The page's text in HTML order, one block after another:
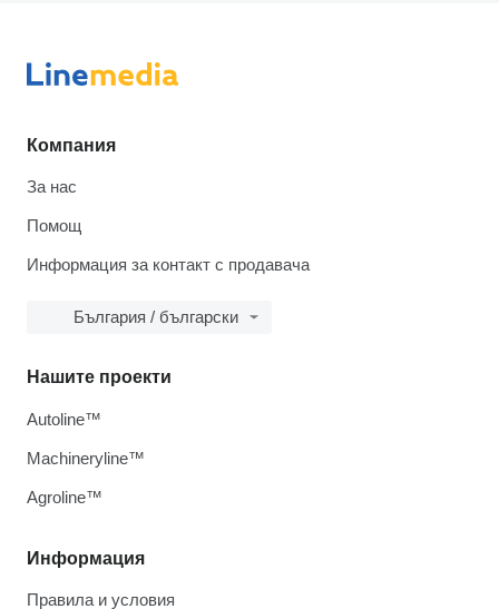
Компания
За нас
Помощ
Информация за контакт с продавача
България / български
Информация
Правила и условия
Нашите проекти
Autoline™
Machineryline™
Agroline™